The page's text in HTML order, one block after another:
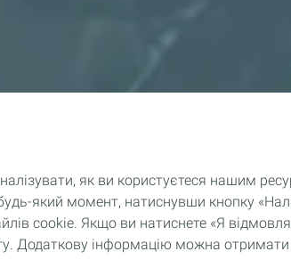
як ви користуєтеся нашим
який момент, натиснувши кнопку
cookie. Якщо ви натиснете «Я
Додаткову інформацію можна отримати